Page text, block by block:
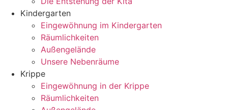
Kindergarten
Eingewöhnung im Kindergarten
Räumlichkeiten
Außengelände
Unsere Nebenräume
Krippe
Eingewöhnung in der Krippe
Räumlichkeiten